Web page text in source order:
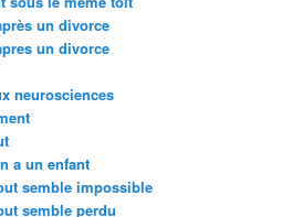
un divorce
un divorce
neurosciences
a un enfant
semble impossible
semble perdu